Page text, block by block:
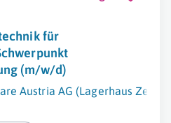
für
(m/w/d)
Austria AG (Lagerhaus